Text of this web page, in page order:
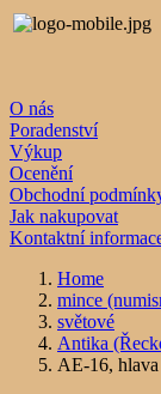
O nás
Poradenství
Výkup
Ocenění
Obchodní
Jak nakupovat
Kontaktní
Home
mince
světové
Antika
AE-16,